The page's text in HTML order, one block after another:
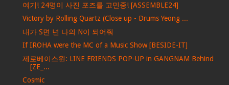
여기! 24명이 사진 포즈를 고민중! [ASSEMBLE24]
Victory by Rolling Quartz (Close up - Drums Yeong ...
내가 S면 넌 나의 N이 되어줘
If IROHA were the MC of a Music Show [BESIDE-IT]
제로베이스원: LINE FRIENDS POP-UP in GANGNAM Behind
[ZE_...
Cosmic